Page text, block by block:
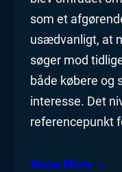
som et
usædvanligt, at
søger mod
både købere og
interesse. Det
referencepunkt
Know More